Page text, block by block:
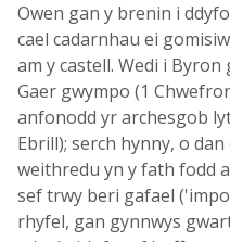
Owen gan y brenin i
cael cadarnhau ei
am y castell. Wedi i
Gaer gwympo (1
anfonodd yr archesgob
Ebrill); serch hynny, o
weithredu yn y fath fodd
sef trwy beri gafael
rhyfel, gan gynnwys